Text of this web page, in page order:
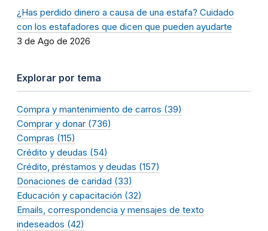
¿Has perdido dinero a causa de una estafa? Cuidado
con los estafadores que dicen que pueden ayudarte
3 de Ago de 2026
Explorar por tema
Compra y mantenimiento de carros (39)
Comprar y donar (736)
Compras (115)
Crédito y deudas (54)
Crédito, préstamos y deudas (157)
Donaciones de caridad (33)
Educación y capacitación (32)
Emails, correspondencia y mensajes de texto
indeseados (42)